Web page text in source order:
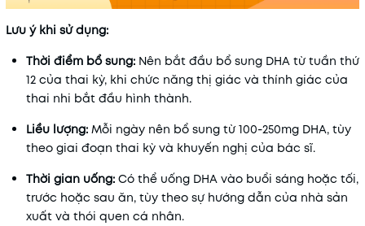
Lưu ý khi sử dụng:
Thời điểm bổ sung: Nên bắt đầu bổ sung DHA từ tuần thứ
12 của thai kỳ, khi chức năng thị giác và thính giác của
thai nhi bắt đầu hình thành.
Liều lượng: Mỗi ngày nên bổ sung từ 100-250mg DHA, tùy
theo giai đoạn thai kỳ và khuyến nghị của bác sĩ.
Thời gian uống: Có thể uống DHA vào buổi sáng hoặc tối,
trước hoặc sau ăn, tùy theo sự hướng dẫn của nhà sản
xuất và thói quen cá nhân.